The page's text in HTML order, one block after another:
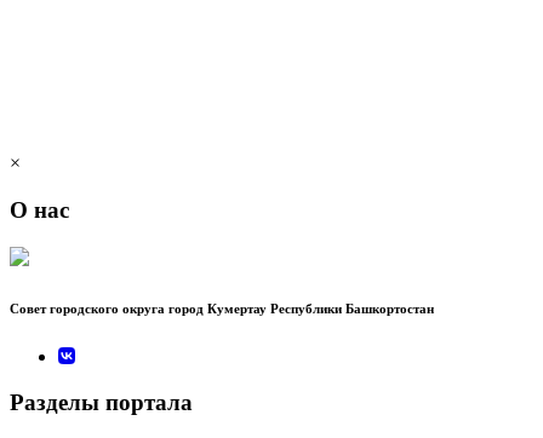
×
О нас
Совет городского округа город Кумертау Республики Башкортостан
Разделы портала